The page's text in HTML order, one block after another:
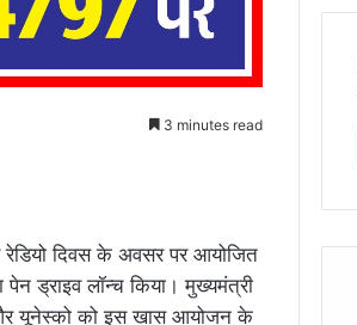
3 minutes read
रेडियो दिवस के अवसर पर आयोजित
ड्राइव लॉन्च किया। मुख्यमंत्री
और यूनेस्को को इस खास आयोजन के